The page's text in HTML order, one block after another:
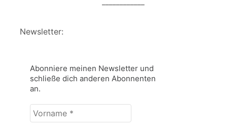
Newsletter:
Abonniere meinen Newsletter und
schließe dich anderen Abonnenten
an.
Vorname